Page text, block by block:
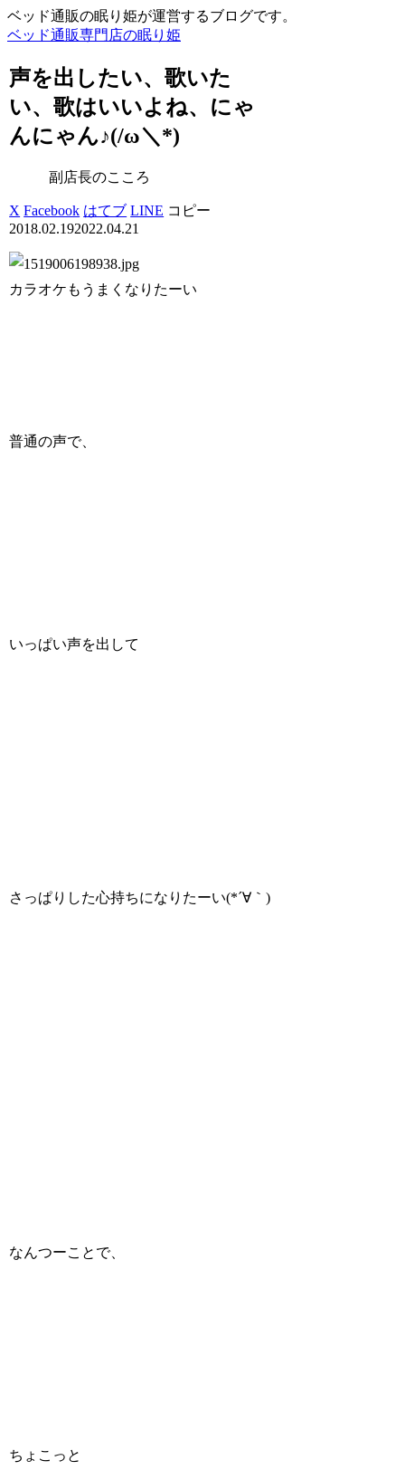
ベッド通販の眠り姫が運営するブログです。
ベッド通販専門店の眠り姫
声を出したい、歌いた
い、歌はいいよね、にゃ
んにゃん♪(/ω＼*)
副店長のこころ
X Facebook はてブ LINE コピー
2018.02.192022.04.21
カラオケもうまくなりたーい
普通の声で、
いっぱい声を出して
さっぱりした心持ちになりたーい(*´∀｀)
なんつーことで、
ちょこっと